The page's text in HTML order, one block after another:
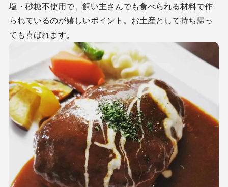
塩・砂糖不使用で、飼い主さんでも食べられる材料で作
られているのが嬉しいポイント。お土産として持ち帰っ
ても喜ばれます。